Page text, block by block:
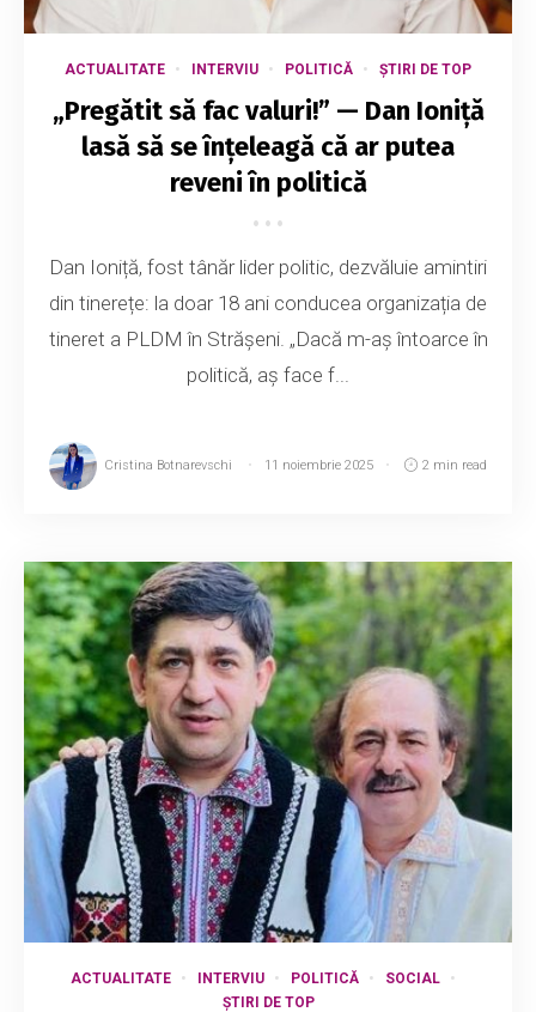
ACTUALITATE INTERVIU POLITICĂ ȘTIRI DE TOP
„Pregătit să fac valuri!” — Dan Ioniță
lasă să se înțeleagă că ar putea
reveni în politică
Dan Ioniță, fost tânăr lider politic, dezvăluie amintiri
din tinerețe: la doar 18 ani conducea organizația de
tineret a PLDM în Strășeni. „Dacă m-aș întoarce în
politică, aș face f...
Cristina Botnarevschi 11 noiembrie 2025 2 min read
ACTUALITATE INTERVIU POLITICĂ
SOCIAL
ȘTIRI DE TOP